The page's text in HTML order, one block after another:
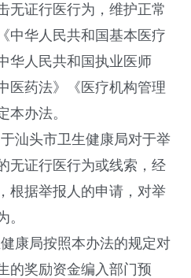
无证行医行为，维护正常
中华人民共和国基本医疗
华人民共和国执业医师
医药法》《医疗机构管理
本办法。
汕头市卫生健康局对于举
无证行医行为或线索，经
根据举报人的申请，对举
。
康局按照本办法的规定对
的奖励资金编入部门预